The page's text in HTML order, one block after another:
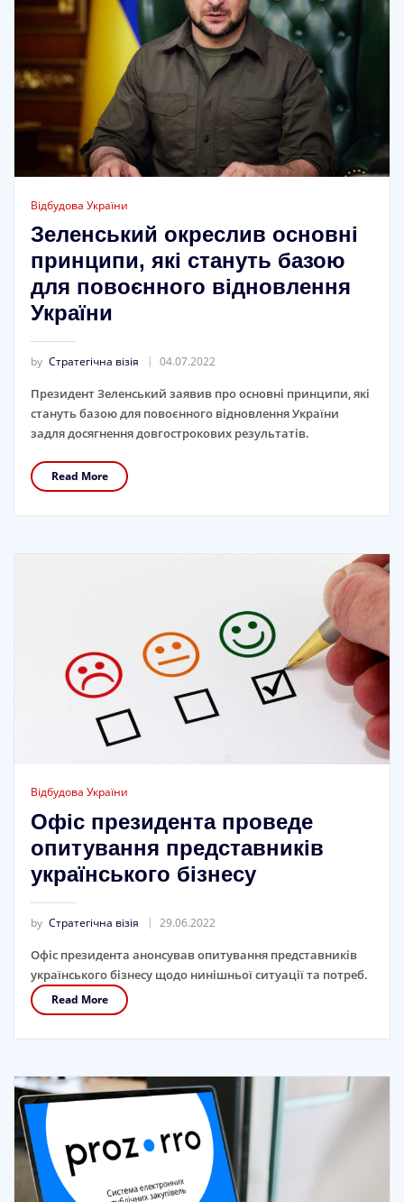
Відбудова України
Зеленський окреслив основні
принципи, які стануть базою
для повоєнного відновлення
України
by Стратегічна візія 04.07.2022
Президент Зеленський заявив про основні принципи, які
стануть базою для повоєнного відновлення України
задля досягнення довгострокових результатів.
Read More
Відбудова України
Офіс президента проведе
опитування представників
українського бізнесу
by Стратегічна візія 29.06.2022
Офіс президента анонсував опитування представників
українського бізнесу щодо нинішньої ситуації та потреб.
Read More